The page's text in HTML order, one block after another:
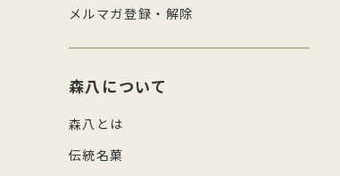
メルマガ登録・解除
森八について
森八とは
伝統名菓